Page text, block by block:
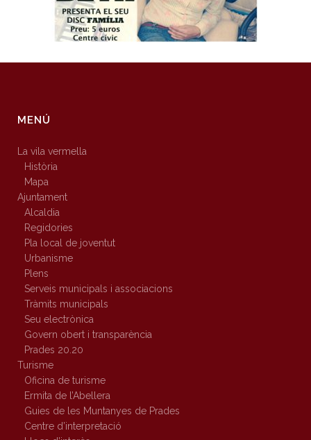
MENÚ
La vila vermella
Història
Mapa
Ajuntament
Alcaldia
Regidories
Pla local de joventut
Urbanisme
Plens
Serveis municipals i associacions
Tràmits municipals
Seu electrònica
Govern obert i transparència
Prades 20.20
Turisme
Oficina de turisme
Ermita de l’Abellera
Guies de les Muntanyes de Prades
Centre d’interpretació